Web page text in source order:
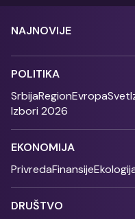
NAJNOVIJE
POLITIKA
SrbijaRegionEvropaSvet
Izbori 2026
EKONOMIJA
PrivredaFinansije
DRUŠTVO